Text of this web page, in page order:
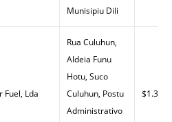
Munisipiu Dili
Fuel, Lda
Rua Culuhun,
Aldeia Funu
Hotu, Suco
Culuhun, Postu
Administrativo
$1.37